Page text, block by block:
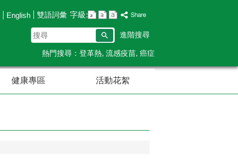
English 雙語詞彙 字級:
搜
尋
進階搜尋
熱門搜尋： 登革熱 流感疫苗 癌症
健康專區 活動花絮